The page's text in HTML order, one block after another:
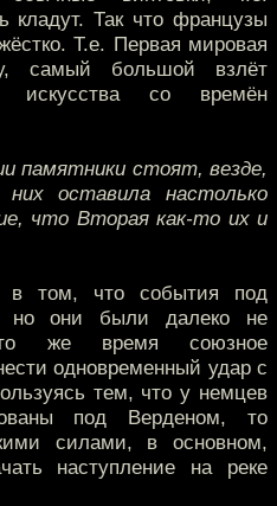
кладут. Так что французы
Т.е. Первая мировая
самый большой взлёт
искусства со времён
памятники стоят, везде,
оставила настолько
что Вторая как-то их и
том, что события под
но они были далеко не
же время союзное
одновременный удар с
тем, что у немцев
под Верденом, то
силами, в основном,
наступление на реке